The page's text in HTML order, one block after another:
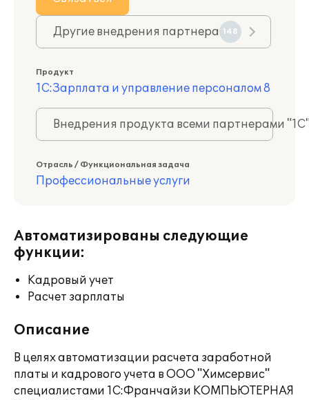
Другие внедрения партнера 148
Продукт
1С:Зарплата и управление персоналом 8
Внедрения продукта всеми партнерами
Отрасль / Функциональная задача
Профессиональные услуги
Автоматизированы следующие
функции:
Кадровый учет
Расчет зарплаты
Описание
В целях автоматизации расчета заработной
платы и кадрового учета в ООО "Химсервис"
специалистами 1С:Франчайзи КОМПЬЮТЕРНАЯ